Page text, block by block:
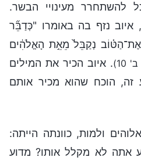
להשתחרר מעינויי הבשר.
נזף בה באומרו "כְּדַבֵּ֞ר
נְקַבֵּל֙ מֵאֵ֣ת הָאֱלֹהִ֔ים
10)
. איוב הכיר את המילים
הוכח שהוא מכיר אותם
ולמות, כוונתה הייתה:
אתה לא מקלל אותו? מדוע